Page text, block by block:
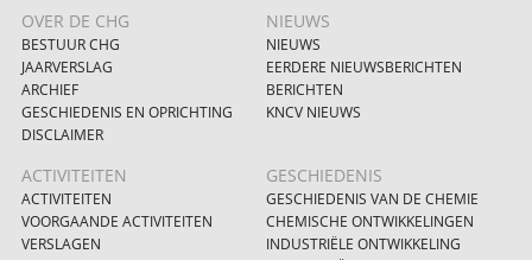
OVER DE CHG
BESTUUR CHG
JAARVERSLAG
ARCHIEF
GESCHIEDENIS EN OPRICHTING
DISCLAIMER
NIEUWS
NIEUWS
EERDERE NIEUWSBERICHTEN
BERICHTEN
KNCV NIEUWS
ACTIVITEITEN
ACTIVITEITEN
VOORGAANDE ACTIVITEITEN
VERSLAGEN
GESCHIEDENIS
GESCHIEDENIS VAN DE CHEMIE
CHEMISCHE ONTWIKKELINGEN
INDUSTRIËLE ONTWIKKELING